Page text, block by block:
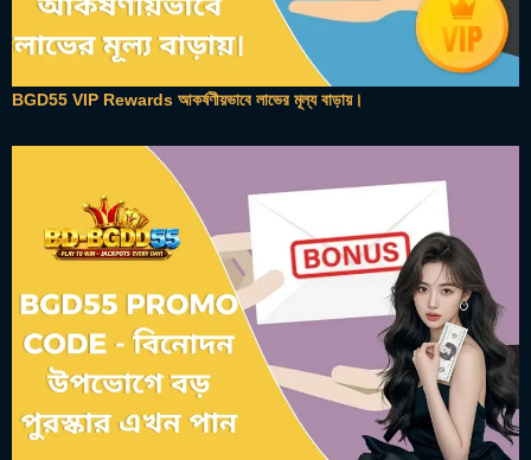
BGD55 VIP Rewards আকর্ষণীয়ভাবে লাভের মূল্য বাড়ায়।